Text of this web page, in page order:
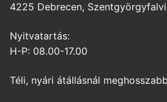
4225 Debrecen, Szentgyörgyfalvi
Nyitvatartás:
H-P: 08.00-17.00
Téli, nyári átállásnál